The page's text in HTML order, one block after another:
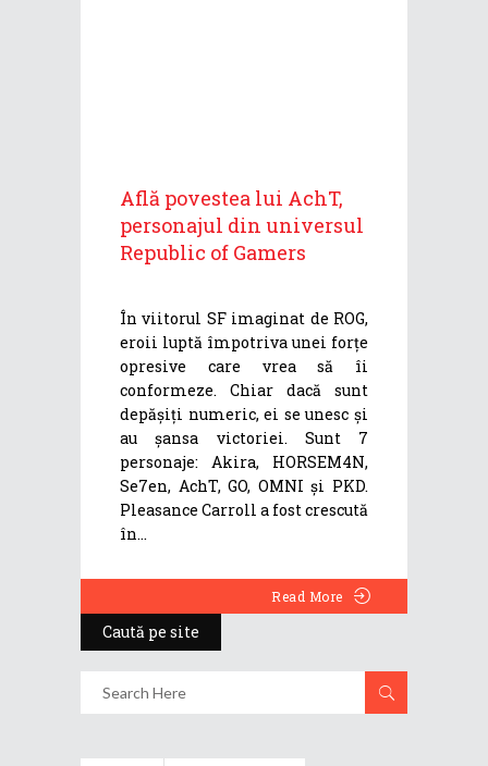
Află povestea lui AchT,
personajul din universul
Republic of Gamers
În viitorul SF imaginat de ROG,
eroii luptă împotriva unei forțe
opresive care vrea să îi
conformeze. Chiar dacă sunt
depășiți numeric, ei se unesc și
au șansa victoriei. Sunt 7
personaje: Akira, HORSEM4N,
Se7en, AchT, GO, OMNI și PKD.
Pleasance Carroll a fost crescută
în
Read More
Caută pe site